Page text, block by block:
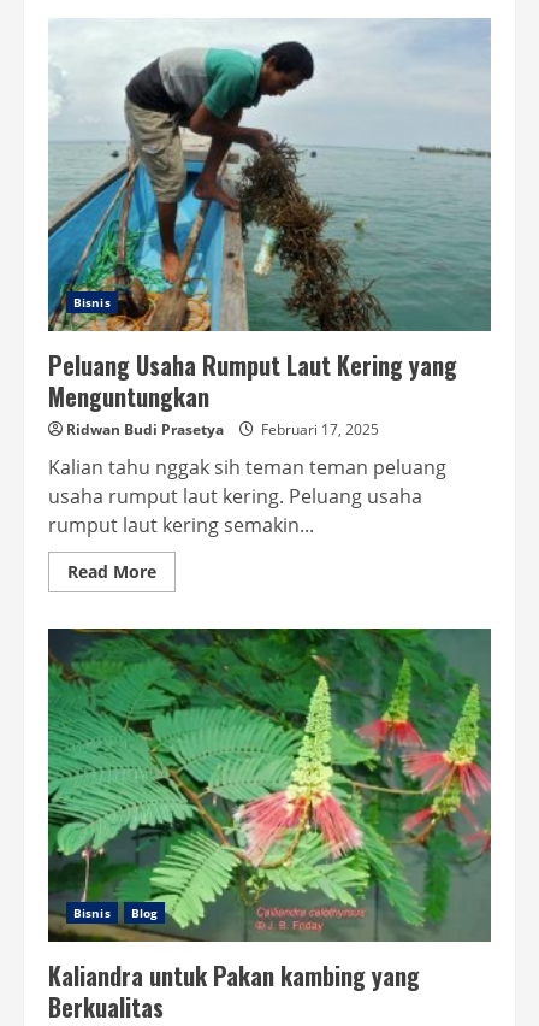
Pelepah
Sawit
dan
Jerami
Bisnis
Peluang Usaha Rumput Laut Kering yang
Menguntungkan
Ridwan Budi Prasetya Februari 17, 2025
Kalian tahu nggak sih teman teman peluang
usaha rumput laut kering. Peluang usaha
rumput laut kering semakin...
Read MoreRead
more
Usaha
Rumput
Laut
Kering
yang
Menguntungkan
Bisnis Blog
Kaliandra untuk Pakan kambing yang
Berkualitas